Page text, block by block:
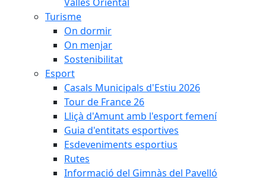
Turisme
On dormir
On menjar
Sostenibilitat
Esport
Casals Municipals d'Estiu 2026
Tour de France 26
Lliçà d'Amunt amb l'esport femení
Guia d'entitats esportives
Esdeveniments esportius
Rutes
Informació del Gimnàs del Pavelló